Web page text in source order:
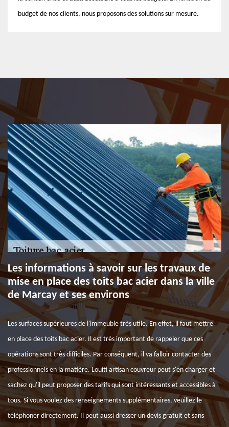
budget de nos clients, nous proposons des solutions sur mesure.
Les informations à savoir sur les travaux de
mise en place des toits bac acier dans la ville
de Marcay et ses environs
Les surfaces supérieures de l'immeuble très utile. En effet, il faut mettre
en place des toits bac acier. Il est très important de rappeler que ces
opérations sont très difficiles. Par conséquent, il va falloir contacter des
professionnels en la matière. Louiti artisan couvreur peut s'en charger et
sachez qu'il peut proposer des tarifs qui sont intéressants et accessibles à
tous. Si vous voulez des renseignements supplémentaires, veuillez le
téléphoner directement. Il peut aussi dresser un devis gratuit et sans